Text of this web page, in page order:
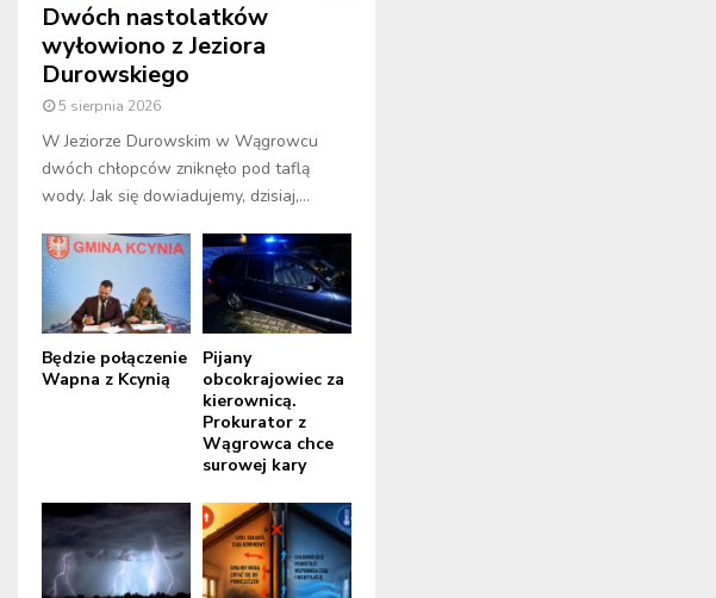
Dwóch nastolatków
wyłowiono z Jeziora
Durowskiego
5 sierpnia 2026
W Jeziorze Durowskim w Wągrowcu
dwóch chłopców zniknęło pod taflą
wody. Jak się dowiadujemy, dzisiaj,...
Będzie połączenie
Wapna z Kcynią
Pijany
obcokrajowiec za
kierownicą.
Prokurator z
Wągrowca chce
surowej kary